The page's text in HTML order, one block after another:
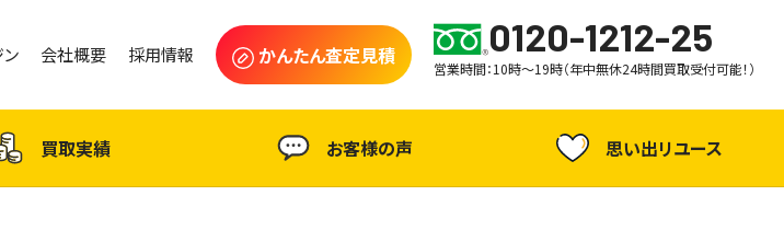
会社概要 採用情報 かんたん査定見積 0120-1212-25
営業時間：10時～19時（年中無休24時間買取受付可能！）
買取実績 お客様の声 思い出リユース